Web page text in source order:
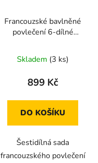
Francouzské bavlněné
povlečení 6-dílné
šedorůžové s puntičky
Skladem (3 ks)
899 Kč
DO KOŠÍKU
Šestidílná sada
francouzského povlečení